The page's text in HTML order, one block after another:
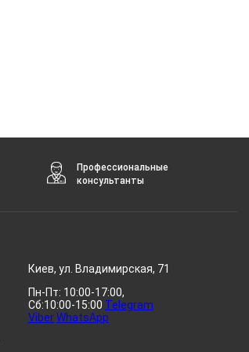
Профессиональные
консультанты
Киев, ул. Владимирская, 71
Пн-Пт: 10:00-17:00,
Сб:10:00-15:00 Telegram
ViberWhatsApp